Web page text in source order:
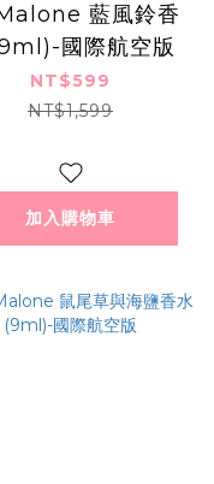
藍風鈴香
國際航空版
NT$599
NT$1,599
加入購物車